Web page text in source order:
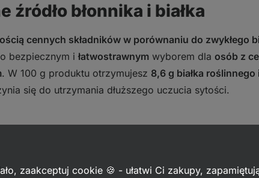
błonnika i białka
cennych składników w porównaniu do zwykłego
bezpiecznym i łatwostrawnym wyborem dla osób z
. W 100 g produktu otrzymujesz 8,6 g białka roślinnego
się do utrzymania dłuższego uczucia sytości.
solo
lub z napojem roślinnym. Nadaje się do miski
zaakceptuj cookie 🍪 - ułatwi Ci zakupy,